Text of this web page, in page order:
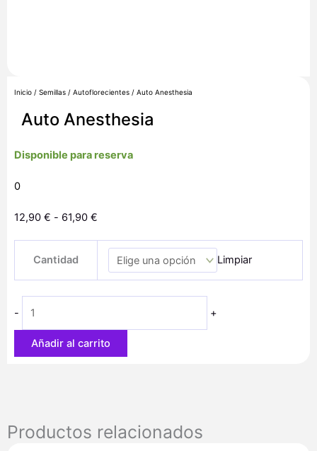
Inicio / Semillas / Autoflorecientes / Auto Anesthesia
Auto Anesthesia
Disponible para reserva
0
12,90 € - 61,90 €
precios:
desde
12,90 €
Cantidad Limpiar
-
Anesthesia
cantidad
+
Añadir al carrito
Productos relacionados